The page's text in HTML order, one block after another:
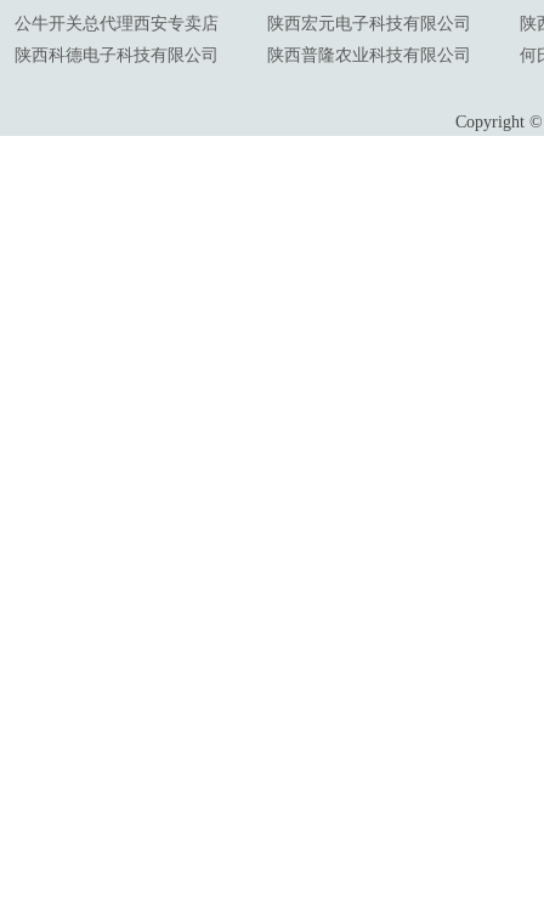
Copyright
公牛开关总代理西安专卖店
陕西宏元电子科技有限公司
陕
陕西科德电子科技有限公司
陕西普隆农业科技有限公司 何